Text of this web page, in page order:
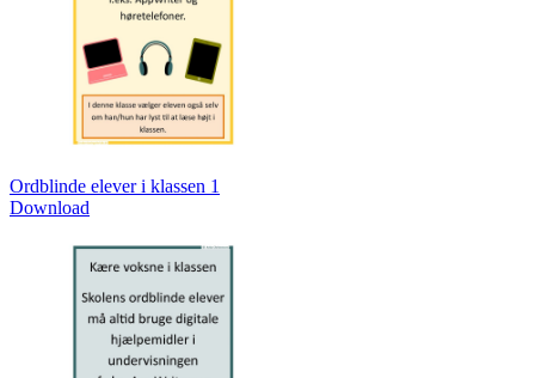
Ordblinde elever i klassen 1
Download